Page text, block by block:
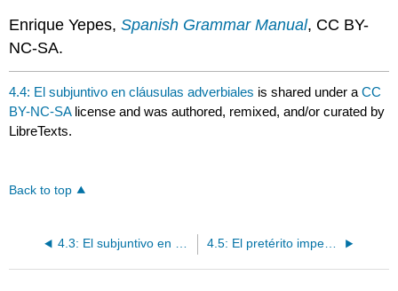
Enrique Yepes,Spanish Grammar Manual, CC BY-
NC-SA.
4.4: El subjuntivo en cláusulas adverbiales is shared under aCC
BY-NC-SA license and was authored, remixed, and/or curated by
LibreTexts.
Back to top
4.3: El subjuntivo en cláusulas adjetivas 4.5: El pretérito imperfecto del subjuntivo